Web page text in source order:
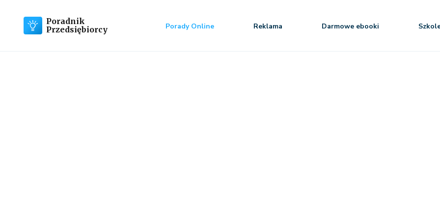
Poradnik
Przedsiębiorcy
Porady Online Reklama Darmowe ebooki